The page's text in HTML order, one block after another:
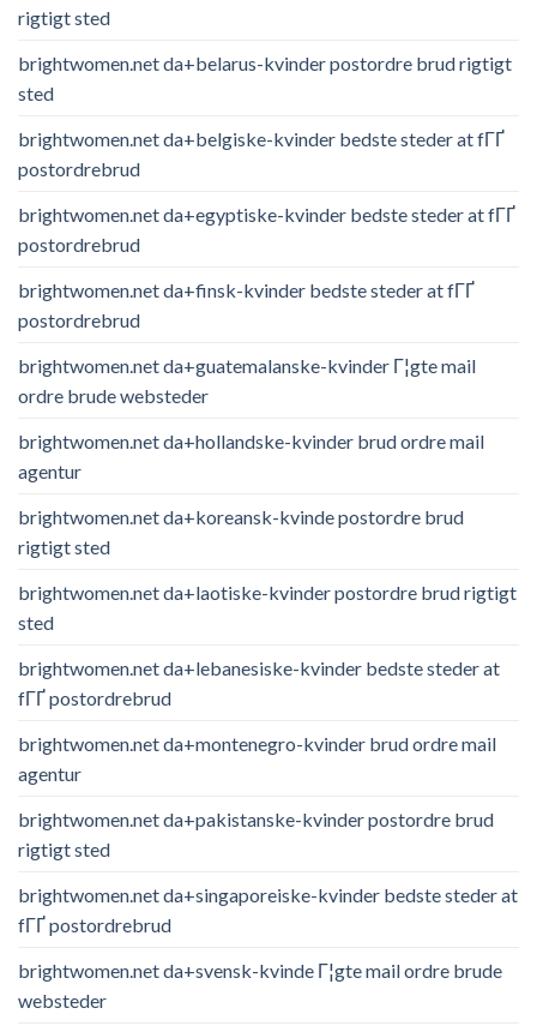
rigtigt sted
brightwomen.net da+belarus-kvinder postordre brud rigtigt
sted
brightwomen.net da+belgiske-kvinder bedste steder at fГҐ
postordrebrud
brightwomen.net da+egyptiske-kvinder bedste steder at fГҐ
postordrebrud
brightwomen.net da+finsk-kvinder bedste steder at fГҐ
postordrebrud
brightwomen.net da+guatemalanske-kvinder Г¦gte mail
ordre brude websteder
brightwomen.net da+hollandske-kvinder brud ordre mail
agentur
brightwomen.net da+koreansk-kvinde postordre brud
rigtigt sted
brightwomen.net da+laotiske-kvinder postordre brud rigtigt
sted
brightwomen.net da+lebanesiske-kvinder bedste steder at
fГҐ postordrebrud
brightwomen.net da+montenegro-kvinder brud ordre mail
agentur
brightwomen.net da+pakistanske-kvinder postordre brud
rigtigt sted
brightwomen.net da+singaporeiske-kvinder bedste steder at
fГҐ postordrebrud
brightwomen.net da+svensk-kvinde Г¦gte mail ordre brude
websteder